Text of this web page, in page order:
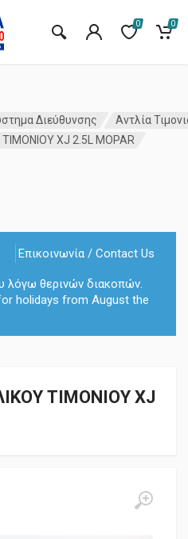
0 0
Διεύθυνσης
Αντλία
XJ 2.5L MOPAR
Επικοινωνία / Contact Us
λόγω θερινών διακοπών.
holidays from August the
ΤΙΜΟΝΙΟΥ XJ